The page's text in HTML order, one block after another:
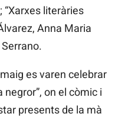
“Xarxes literàries
Anna Maria
es varen celebrar
negror”, on el còmic i
presents de la mà